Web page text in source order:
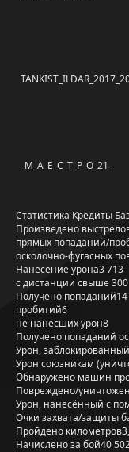
_M_A_E_C_T_P_O_21_
Статистика Кредиты
Произведено
прямых попаданий/
осколочно-фугасных
Нанесение урона3 713
с дистанции свыше
Получено попаданий14
пробитий6
не нанёсших урон8
Получено попаданий
Урон,
Урон союзникам
Обнаружено машин
Повреждено/
Урон, нанесённый с
Очки захвата/защиты
Пройдено километров
Начислено за бой40